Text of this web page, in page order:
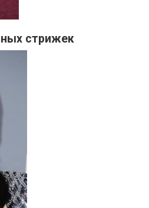
стрижек